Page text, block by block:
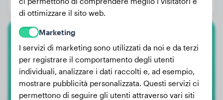
Genere:
Cagna
Cocker Spaniel
Peach
di ottimizzare il sito web.
Marketing
I servizi di marketing sono utilizzati da noi e da terzi
per registrare il comportamento degli utenti
individuali, analizzare i dati raccolti e, ad esempio,
mostrare pubblicità personalizzata. Questi servizi ci
permettono di seguire gli utenti attraverso vari siti